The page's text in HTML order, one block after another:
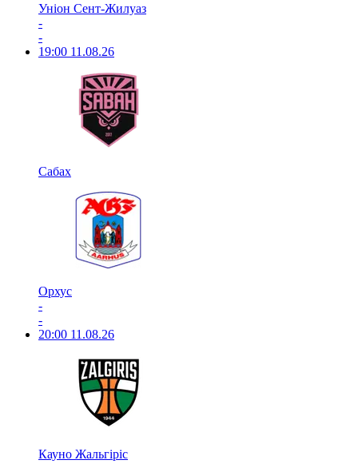
Уніон Сент-Жилуаз
-
-
19:00 11.08.26
Сабах
Орхус
-
-
20:00 11.08.26
Кауно Жальгіріс